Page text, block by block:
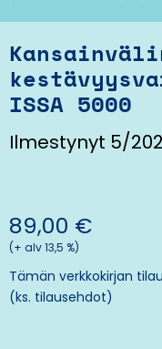
ISSA 5000
Ilmestynyt 5/
89,00 €
(+ alv 13,5 %)
Tämän verkkokirjan
(ks. tilausehdot)